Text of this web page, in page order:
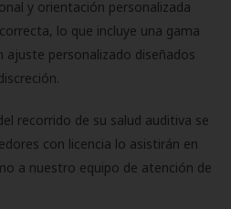
y orientación personalizada
lo que incluye una gama
personalizado diseñados
recorrido de su salud auditiva se
con licencia lo asistirán en
a nuestro equipo de atención de